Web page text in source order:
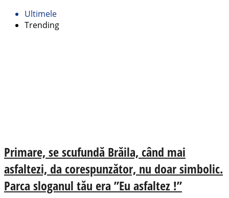
Ultimele
Trending
Primare, se scufundă Brăila, când mai
asfaltezi, da corespunzător, nu doar simbolic.
Parca sloganul tău era ”Eu asfaltez !”